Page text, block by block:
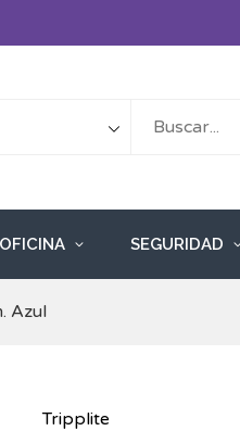
OFICINA SEGURIDAD
Azul
Tripplite